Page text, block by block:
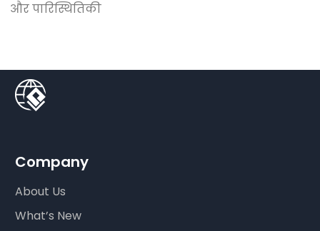
और पारिस्थितिकी
Company
About Us
What’s New